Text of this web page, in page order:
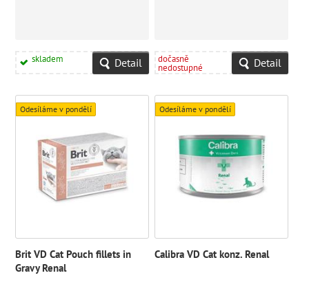
skladem Detail dočasně
nedostupné Detail
Odesíláme v pondělí
Brit VD Cat Pouch fillets in
Gravy Renal
Odesíláme v pondělí
Calibra VD Cat konz. Renal